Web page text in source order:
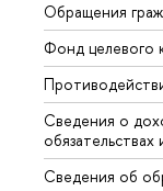
Обращения
Фонд целевого
Сведения о
Сведения об